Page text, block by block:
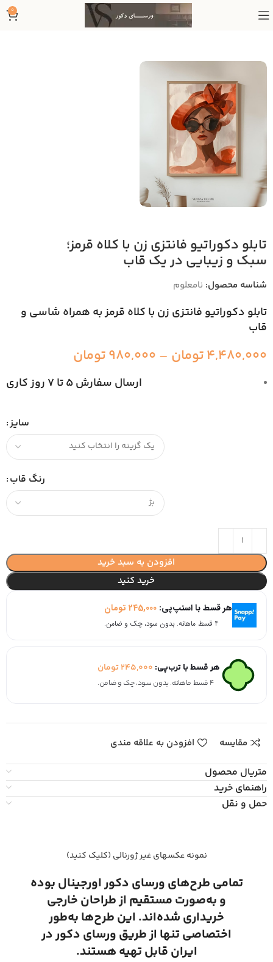
0
تابلو دکوراتیو فانتزی زن با کلاه قرمز؛
سبک و زیبایی در یک قاب
شناسه محصول: نامعلوم
تابلو دکوراتیو فانتزی زن با کلاه قرمز به همراه شاسی و
قاب
4,480,000تومان –
980,000تومان
ارسال سفارش 5 تا 7 روز کاری
سایز
رنگ قاب
افزودن به سبد خرید
خرید کنید
هر قسط با اسنپ‌پی:245,000 تومان
۴ قسط ماهانه. بدون سود، چک و ضامن.
هر قسط با ترب‌پی: 245,000تومان
۴ قسط ماهانه. بدون سود، چک و ضامن.
مقایسه افزودن به علاقه مندی
متریال محصول
راهنمای خرید
حمل و نقل
نمونه عکسهای غیر ژورنالی (کلیک کنید)
تمامی طرح‌های ورسای دکور اورجینال بوده
و به‌صورت مستقیم از طراحان خارجی
خریداری شده‌اند. این طرح‌ها به‌طور
اختصاصی تنها از طریق ورسای دکور در
ایران قابل تهیه هستند.